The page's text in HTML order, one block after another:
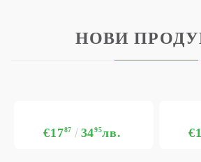
НОВИ
€1787 3495лв.